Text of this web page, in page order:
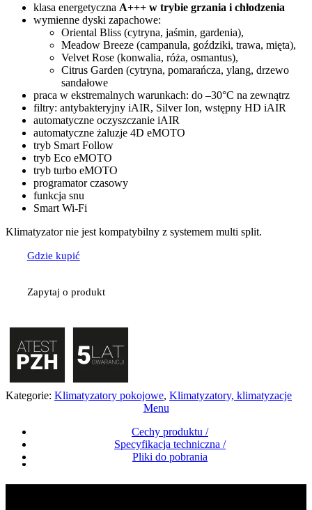
klasa energetyczna A+++ w trybie grzania i chłodzenia
wymienne dyski zapachowe:
Oriental Bliss (cytryna, jaśmin, gardenia),
Meadow Breeze (campanula, goździki, trawa, mięta),
Velvet Rose (konwalia, róża, osmantus),
Citrus Garden (cytryna, pomarańcza, ylang, drzewo
sandałowe
praca w ekstremalnych warunkach: do –30°C na zewnątrz
filtry: antybakteryjny iAIR, Silver Ion, wstępny HD iAIR
automatyczne oczyszczanie iAIR
automatyczne żaluzje 4D eMOTO
tryb Smart Follow
tryb Eco eMOTO
tryb turbo eMOTO
programator czasowy
funkcja snu
Smart Wi-Fi
Klimatyzator nie jest kompatybilny z systemem multi split.
Gdzie kupić
Zapytaj o produkt
Kategorie: Klimatyzatory pokojowe, Klimatyzatory, klimatyzacje
Menu
Cechy produktu /
Specyfikacja techniczna /
Pliki do pobrania